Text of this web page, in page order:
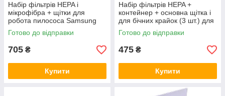
Набір фільтрів HEPA і
мікрофібра + щітки для
робота пилососа Samsung
Готово до відправки
705 ₴
Купити
Набір фільтрів HEPA +
контейнер + основна щітка і
для бічних крайок (3 шт.) для
пилососа DEEBOT
Готово до відправки
475 ₴
Купити